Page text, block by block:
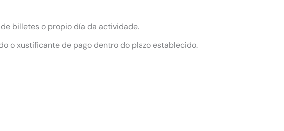
billetes o propio día da actividade.
o xustificante de pago dentro do plazo establecido.